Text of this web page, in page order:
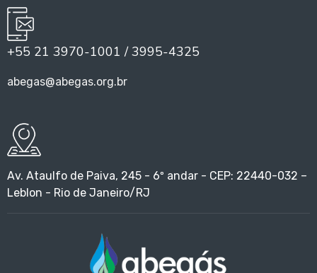
+55 21 3970-1001 / 3995-4325
abegas@abegas.org.br
Av. Ataulfo de Paiva, 245 - 6º andar - CEP: 22440-032 –
Leblon - Rio de Janeiro/RJ